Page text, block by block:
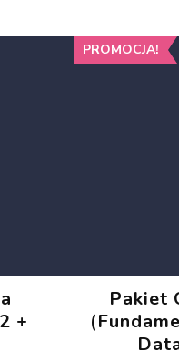
+
PROMOCJA!
Pakiet